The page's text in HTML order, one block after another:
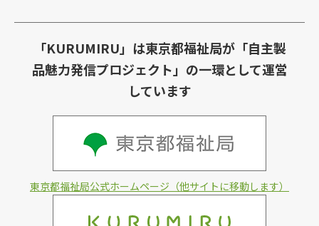
「KURUMIRU」は東京都福祉局が「自主製
品魅力発信プロジェクト」の一環として運営
しています
東京都福祉局公式ホームページ（他サイトに移動します）